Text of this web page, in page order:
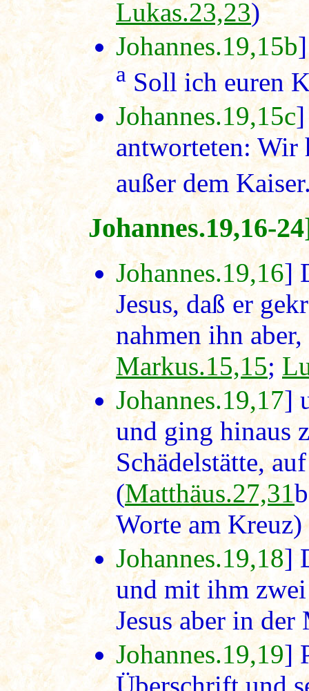
Lukas.23,23)
Johannes.19,15b
aSoll ich euren
Johannes.19,15c]
antworteten: Wir
außer dem
Johannes.19,16-
Johannes.19,16]
Jesus, daß er
nahmen ihn aber,
Markus.15,15;
Johannes.19,17]
und ging hinaus
Schädelstätte,
(Matthäus.27,31
Worte am Kreuz)
Johannes.19,18]
und mit ihm zwei
Jesus aber in der
Johannes.19,19]
Überschrift und